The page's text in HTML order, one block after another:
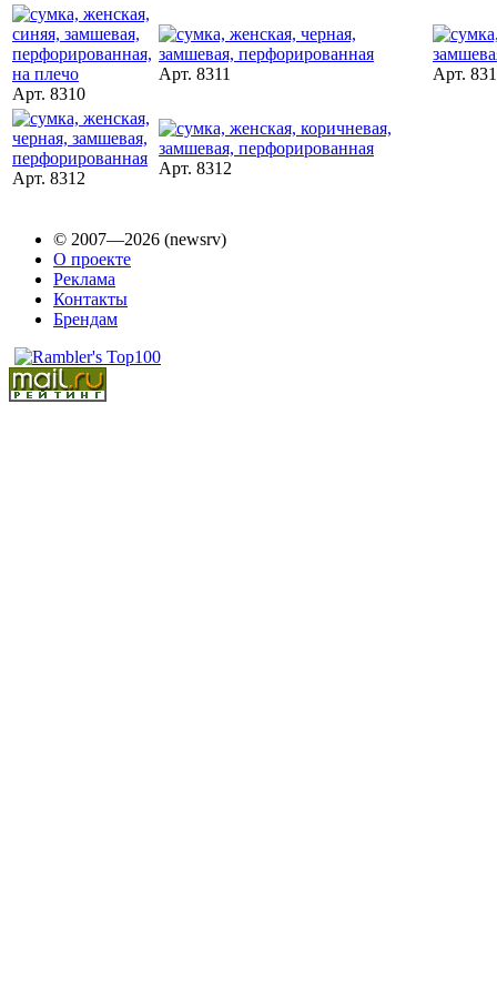
Арт. 8310
Арт. 8311 Арт.
Арт. 8312
Арт. 8312
© 2007—2026 (newsrv)
О проекте
Реклама
Контакты
Брендам